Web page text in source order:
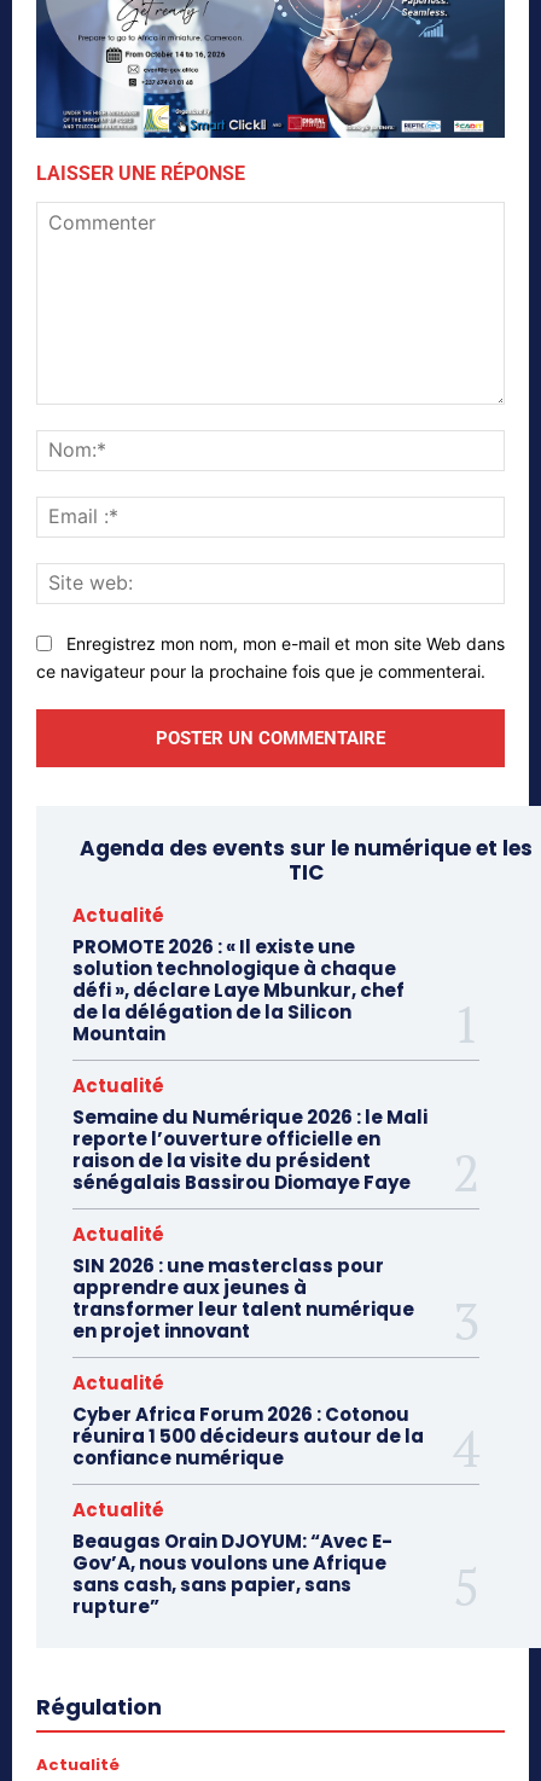
LAISSER UNE RÉPONSE
:*
web:
Enregistrez mon nom, mon e-mail et mon site Web dans
ce navigateur pour la prochaine fois que je commenterai.
Agenda des events sur le numérique et les
TIC
Actualité
PROMOTE 2026 : « Il existe une
solution technologique à chaque
défi », déclare Laye Mbunkur, chef
de la délégation de la Silicon
Mountain
Actualité
Semaine du Numérique 2026 : le Mali
reporte l’ouverture officielle en
raison de la visite du président
sénégalais Bassirou Diomaye Faye
Actualité
SIN 2026 : une masterclass pour
apprendre aux jeunes à
transformer leur talent numérique
en projet innovant
Actualité
Cyber Africa Forum 2026 : Cotonou
réunira 1 500 décideurs autour de la
confiance numérique
Actualité
Beaugas Orain DJOYUM: “Avec E-
Gov’A, nous voulons une Afrique
sans cash, sans papier, sans
rupture”
Régulation
Actualité